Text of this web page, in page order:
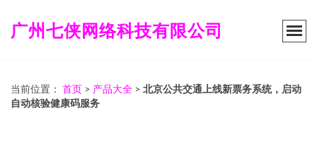
广州七侠网络科技有限公司
当前位置： 首页 > 产品大全 > 北京公共交通上线新票务系统，启动
自动核验健康码服务